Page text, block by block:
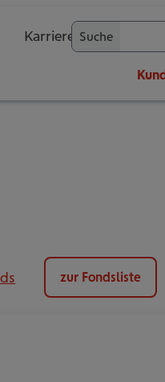
Karriere Suche
zur Fondsliste